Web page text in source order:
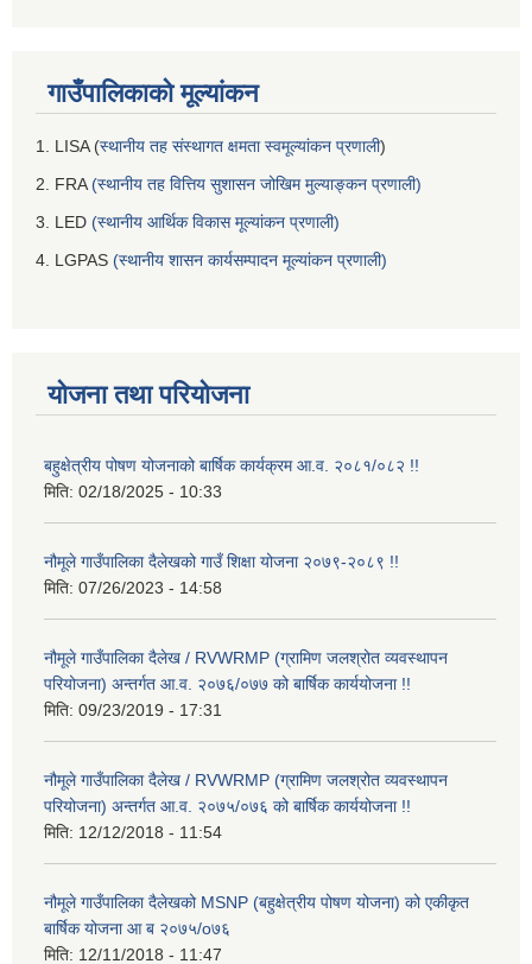
गाउँपालिकाको मूल्यांकन
1. LISA (स्थानीय तह संस्थागत क्षमता स्वमूल्यांकन प्रणाली)
2. FRA(स्थानीय तह वित्तिय सुशासन जोखिम मुल्याङ्कन प्रणाली)
3. LED (स्थानीय आर्थिक विकास मूल्यांकन प्रणाली)
4. LGPAS (स्थानीय शासन कार्यसम्पादन मूल्यांकन प्रणाली)
योजना तथा परियोजना
बहुक्षेत्रीय पोषण योजनाको बार्षिक कार्यक्रम आ.व. २०८१/०८२ !!
मिति: 02/18/2025 - 10:33
नौमूले गाउँपालिका दैलेखको गाउँ शिक्षा योजना २०७९-२०८९ !!
मिति: 07/26/2023 - 14:58
नौमूले गाउँपालिका दैलेख / RVWRMP (ग्रामिण जलश्रोत व्यवस्थापन
परियोजना) अन्तर्गत आ.व. २०७६/०७७ को बार्षिक कार्ययोजना !!
मिति: 09/23/2019 - 17:31
नौमूले गाउँपालिका दैलेख / RVWRMP (ग्रामिण जलश्रोत व्यवस्थापन
परियोजना) अन्तर्गत आ.व. २०७५/०७६ को बार्षिक कार्ययोजना !!
मिति: 12/12/2018 - 11:54
नौमूले गाउँपालिका दैलेखको MSNP (बहुक्षेत्रीय पोषण योजना) को एकीकृत
बार्षिक योजना आ ब २०७५/o७६
मिति: 12/11/2018 - 11:47